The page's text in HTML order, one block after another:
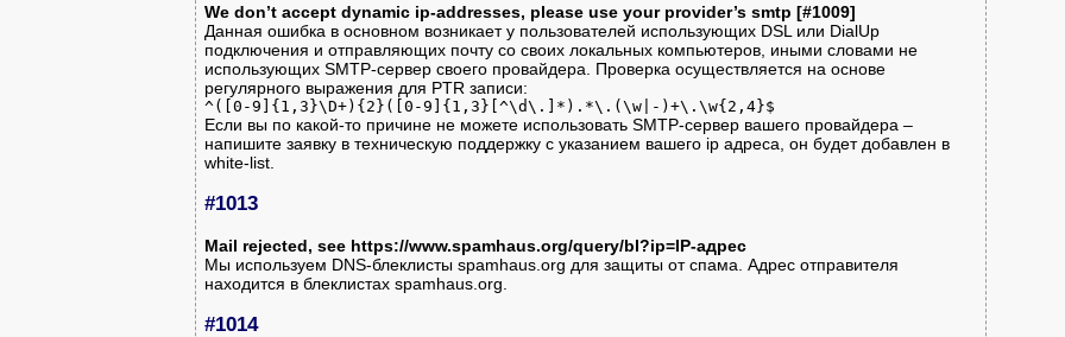
We don’t accept dynamic ip-addresses, please use your provider’s smtp [#1009]
Данная ошибка в основном возникает у пользователей использующих DSL или DialUp
подключения и отправляющих почту со своих локальных компьютеров, иными словами не
использующих SMTP-сервер своего провайдера. Проверка осуществляется на основе
регулярного выражения для PTR записи:
^([0-9]{1,3}\D+){2}([0-9]{1,3}[^\d\.]*).*\.(\w|-)+\.\w{2,4}$
Если вы по какой-то причине не можете использовать SMTP-сервер вашего провайдера –
напишите заявку в техническую поддержку с указанием вашего ip адреса, он будет добавлен в
white-list.
#1013
Mail rejected, see https://www.spamhaus.org/query/bl?ip=IP-адрес
Мы используем DNS-блеклисты spamhaus.org для защиты от спама. Адрес отправителя
находится в блеклистах spamhaus.org.
#1014